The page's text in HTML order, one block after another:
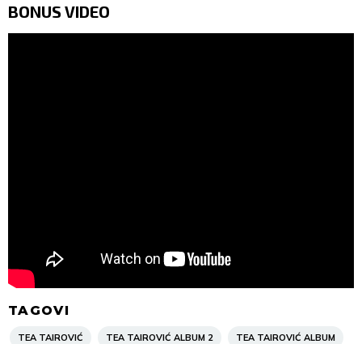
BONUS VIDEO
TAGOVI
TEA TAIROVIĆ TEA TAIROVIĆ ALBUM 2 TEA TAIROVIĆ ALBUM